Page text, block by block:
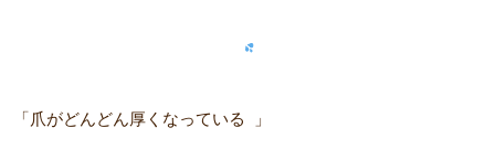
「爪がどんどん厚くなっている 」